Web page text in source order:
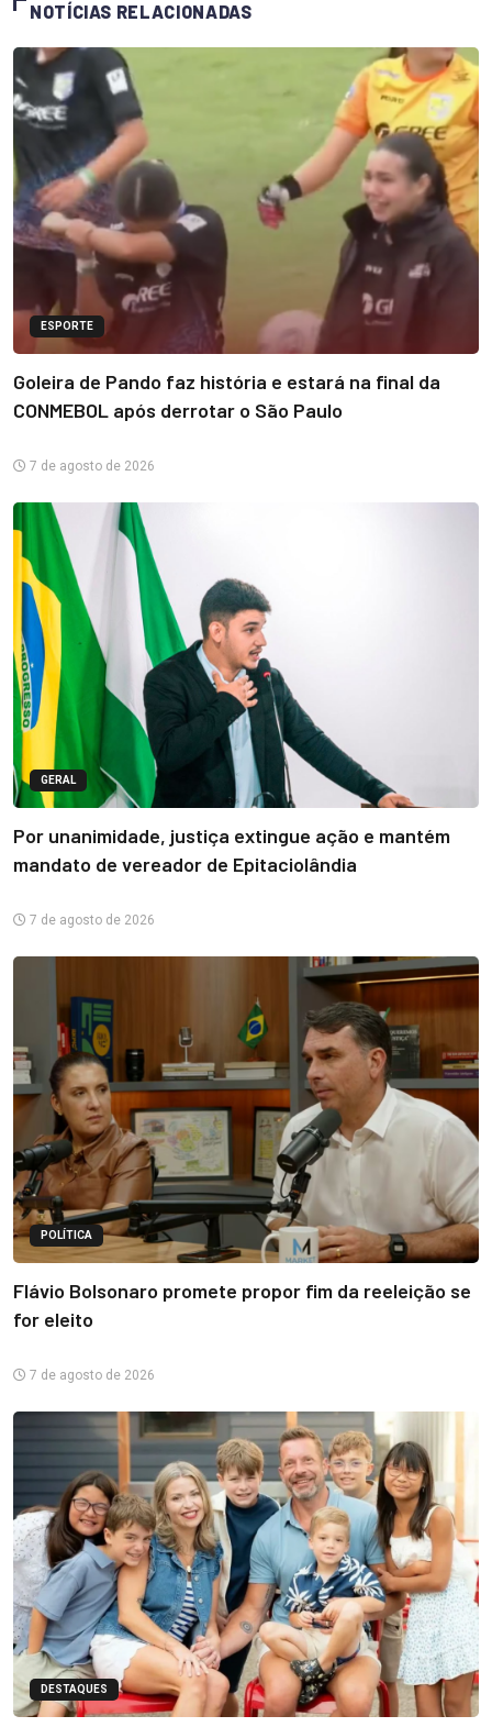
NOTÍCIAS RELACIONADAS
ESPORTE
Goleira de Pando faz história e estará na final da
CONMEBOL após derrotar o São Paulo
7 de agosto de 2026
GERAL
Por unanimidade, justiça extingue ação e mantém
mandato de vereador de Epitaciolândia
7 de agosto de 2026
POLÍTICA
Flávio Bolsonaro promete propor fim da reeleição se
for eleito
7 de agosto de 2026
DESTAQUES